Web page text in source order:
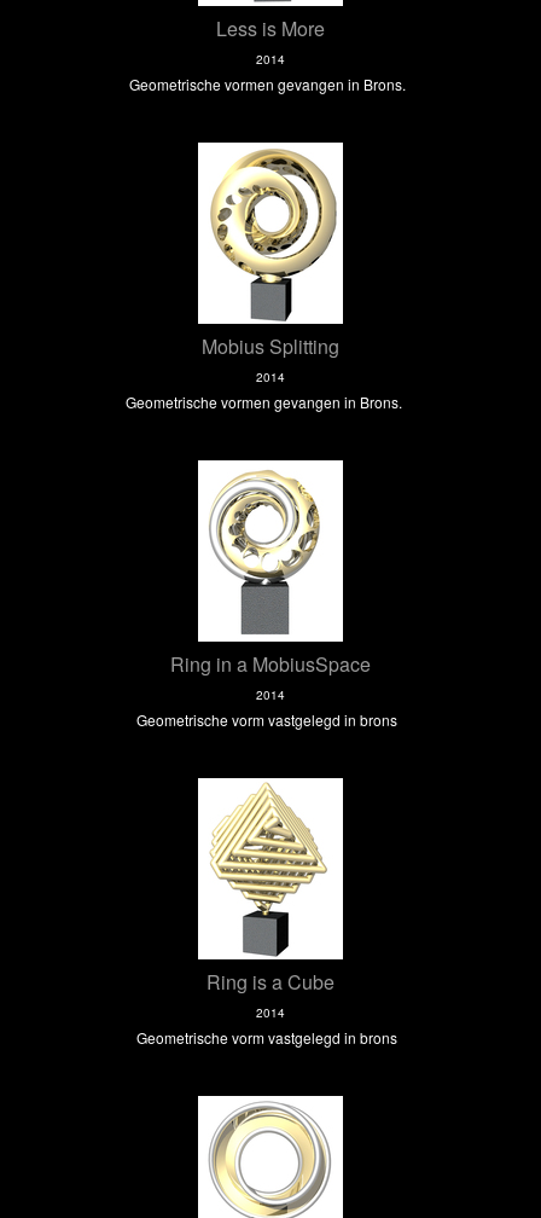
Less is More
2014
Geometrische vormen gevangen in Brons.
Mobius Splitting
2014
Geometrische vormen gevangen in Brons.
Ring in a MobiusSpace
2014
Geometrische vorm vastgelegd in brons
Ring is a Cube
2014
Geometrische vorm vastgelegd in brons